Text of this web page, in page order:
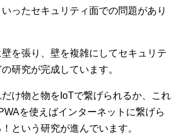
ったセキュリティ面での問題があり
を張り、壁を複雑にしてセキュリテ
研究が完成しています。
け物と物をIoTで繋げられるか、これ
を使えばインターネットに繋げら
という研究が進んでいます。